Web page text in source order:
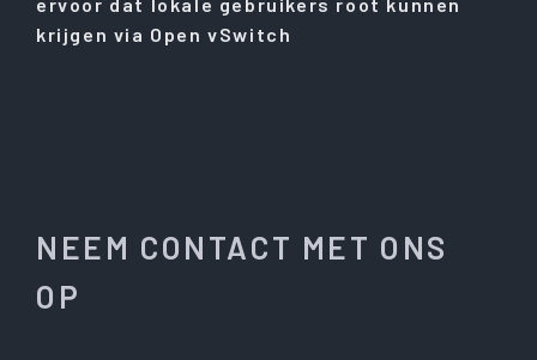
krijgen via Open vSwitch
NEEM CONTACT MET ONS
OP